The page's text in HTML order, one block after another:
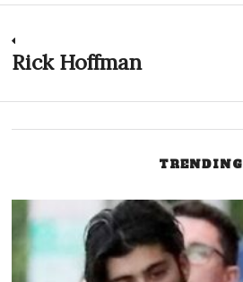
Navigazione
articoli
Previous
Rick Hoffman
TRENDING